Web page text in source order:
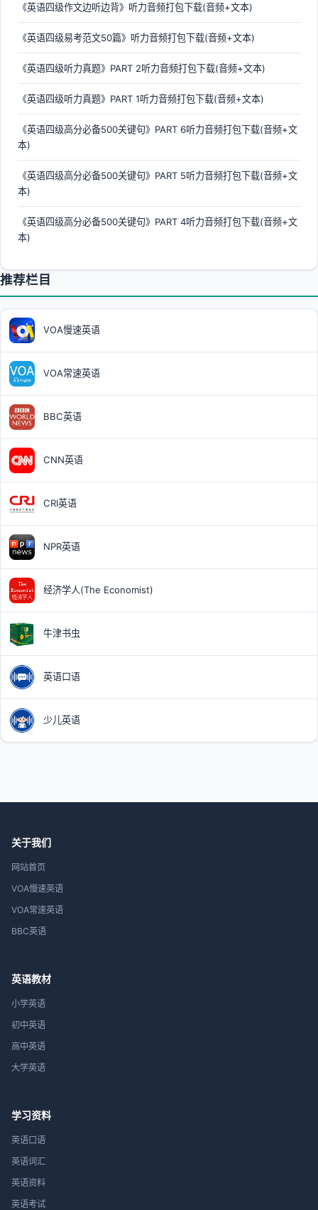
《英语四级作文边听边背》听力音频打包下载(音频+文本)
《英语四级易考范文50篇》听力音频打包下载(音频+文本)
《英语四级听力真题》PART 2听力音频打包下载(音频+文本)
《英语四级听力真题》PART 1听力音频打包下载(音频+文本)
《英语四级高分必备500关键句》PART 6听力音频打包下载(音频+文
本)
《英语四级高分必备500关键句》PART 5听力音频打包下载(音频+文
本)
《英语四级高分必备500关键句》PART 4听力音频打包下载(音频+文
本)
推荐栏目
VOA慢速英语
VOA常速英语
BBC英语
CNN英语
CRI英语
NPR英语
经济学人(The Economist)
牛津书虫
英语口语
少儿英语
关于我们
网站首页
VOA慢速英语
VOA常速英语
BBC英语
英语教材
小学英语
初中英语
高中英语
大学英语
学习资料
英语口语
英语词汇
英语资料
英语考试